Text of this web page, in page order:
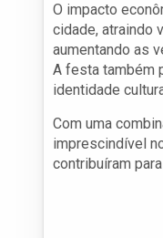
O impacto
cidade, atraindo
aumentando as
A festa também
identidade
Com uma
imprescindível
contribuíram